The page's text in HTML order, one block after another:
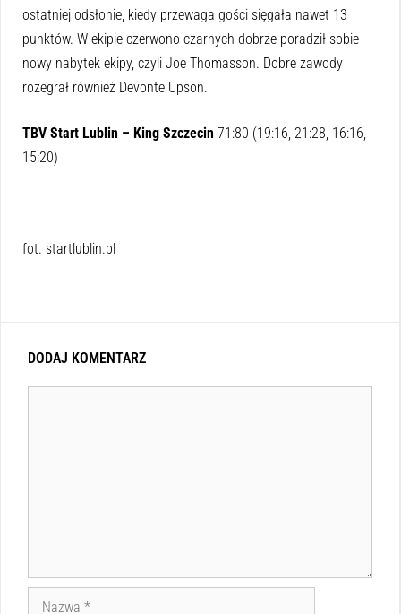
ostatniej odsłonie, kiedy przewaga gości sięgała nawet 13
punktów. W ekipie czerwono-czarnych dobrze poradził sobie
nowy nabytek ekipy, czyli Joe Thomasson. Dobre zawody
rozegrał również Devonte Upson.
TBV Start Lublin – King Szczecin 71:80 (19:16, 21:28, 16:16,
15:20)
fot. startlublin.pl
DODAJ KOMENTARZ